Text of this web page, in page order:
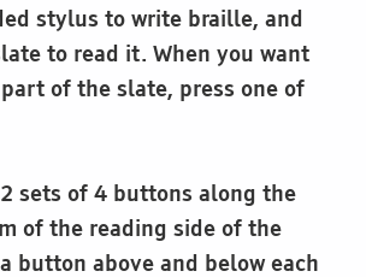
stylus to write braille, and
to read it. When you want
of the slate, press one of
sets of 4 buttons along the
of the reading side of the
button above and below each